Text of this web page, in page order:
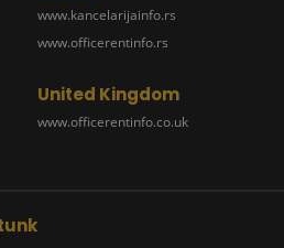
www.kancelarijainfo.rs
www.officerentinfo.rs
United Kingdom
www.officerentinfo.co.uk